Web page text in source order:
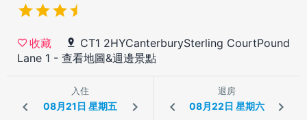
收藏
CT1 2HYCanterburySterling CourtPound
Lane 1 - 查看地圖&週邊景點
入住 退房